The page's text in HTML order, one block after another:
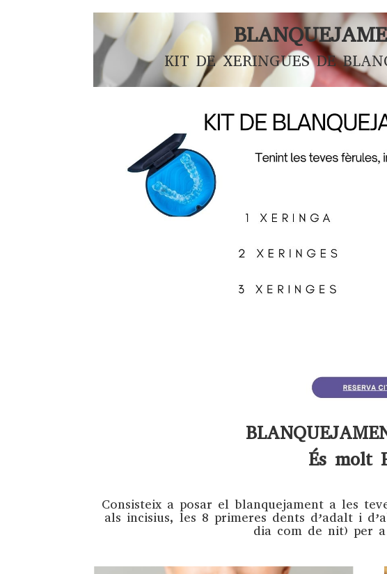
KIT DE XERINGUES DE
És molt
Consisteix a posar el blanquejament a les
als incisius, les 8 primeres dents d’adalt i
dia com de nit) per